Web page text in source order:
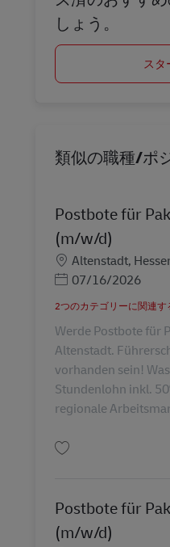
しょう。
スタ
類似の職種/ポ
Postbote für
(m/w/d)
勤務地
Altenstadt,
Posted Date
07/16/2026
2つのカテゴリーに関連
Werde Postbote für
Altenstadt.
vorhanden sein!
Stundenlohn inkl.
regionale
Postbote für
(m/w/d)